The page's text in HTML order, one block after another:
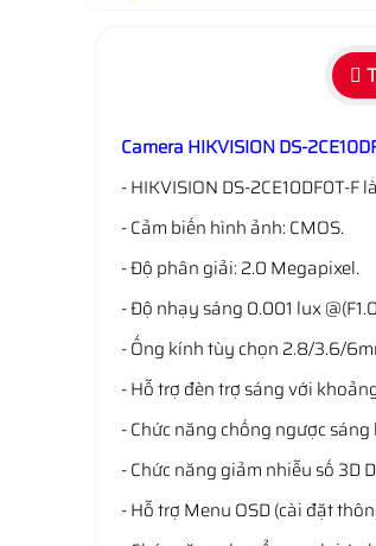
Camera HIKVISION DS-
- HIKVISION DS-2CE10DF0T-F
- Cảm biến hình ảnh: CMOS.
- Độ phân giải: 2.0 Megapixel.
- Độ nhạy sáng 0.001 lux
- Ống kính tùy chọn 2.8/3.6/
- Hỗ trợ đèn trợ sáng với
- Chức năng chống ngược
- Chức năng giảm nhiễu số 3D
- Hỗ trợ Menu OSD (cài đặt